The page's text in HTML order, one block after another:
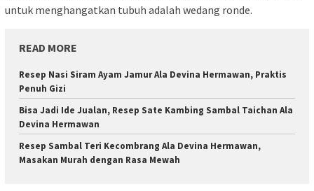
untuk menghangatkan tubuh adalah wedang ronde.
READ MORE
Resep Nasi Siram Ayam Jamur Ala Devina Hermawan, Praktis
Penuh Gizi
Bisa Jadi Ide Jualan, Resep Sate Kambing Sambal Taichan Ala
Devina Hermawan
Resep Sambal Teri Kecombrang Ala Devina Hermawan,
Masakan Murah dengan Rasa Mewah